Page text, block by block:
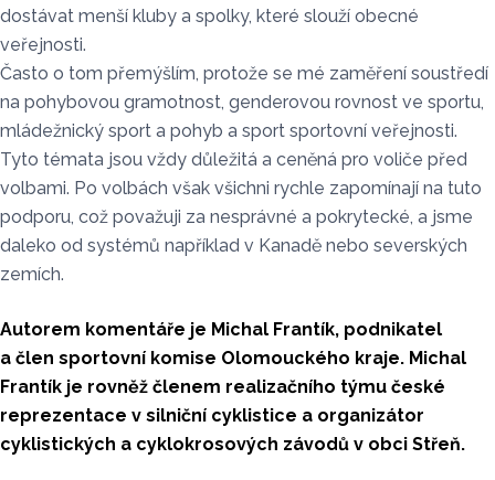
dostávat menší kluby a spolky, které slouží obecné
veřejnosti.
Často o tom přemýšlím, protože se mé zaměření soustředí
na pohybovou gramotnost, genderovou rovnost ve sportu,
mládežnický sport a pohyb a sport sportovní veřejnosti.
Tyto témata jsou vždy důležitá a ceněná pro voliče před
volbami. Po volbách však všichni rychle zapomínají na tuto
podporu, což považuji za nesprávné a pokrytecké, a jsme
daleko od systémů například v Kanadě nebo severských
zemích.
Autorem komentáře je Michal Frantík, podnikatel
a člen sportovní komise Olomouckého kraje. Michal
Frantík je rovněž členem realizačního týmu české
reprezentace v silniční cyklistice a organizátor
cyklistických a cyklokrosových závodů v obci Střeň.